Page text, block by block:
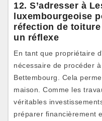
12. S’adresser à
luxembourgeoise
réfection de
un réflexe
En tant que propriétaire
nécessaire de procéder
Bettembourg. Cela
maison. Comme les
véritables
préparer financièrement